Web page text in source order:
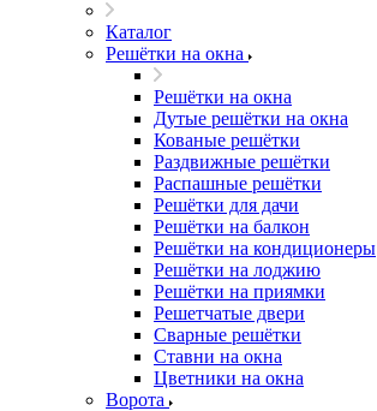
Каталог
Решётки на окна
Решётки на окна
Дутые решётки на окна
Кованые решётки
Раздвижные решётки
Распашные решётки
Решётки для дачи
Решётки на балкон
Решётки на кондиционеры
Решётки на лоджию
Решётки на приямки
Решетчатые двери
Сварные решётки
Ставни на окна
Цветники на окна
Ворота